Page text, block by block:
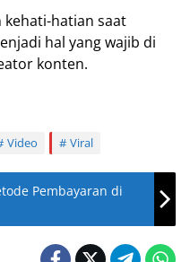
kehati-hatian saat
hal yang wajib di
konten.
Video Viral
Pembayaran di